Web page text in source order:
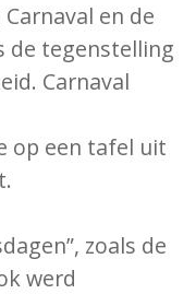
en de
de tegenstelling
Carnaval
op een tafel uit
zoals de
werd